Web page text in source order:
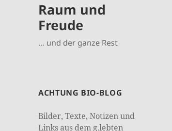
Raum und
Freude
… und der ganze Rest
ACHTUNG BIO-BLOG
Bilder, Texte, Notizen und
Links aus dem g.lebten